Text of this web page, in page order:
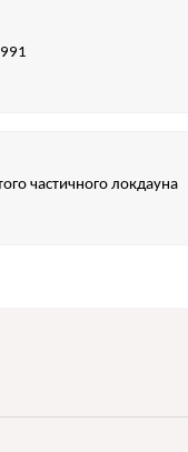
частичного локдауна